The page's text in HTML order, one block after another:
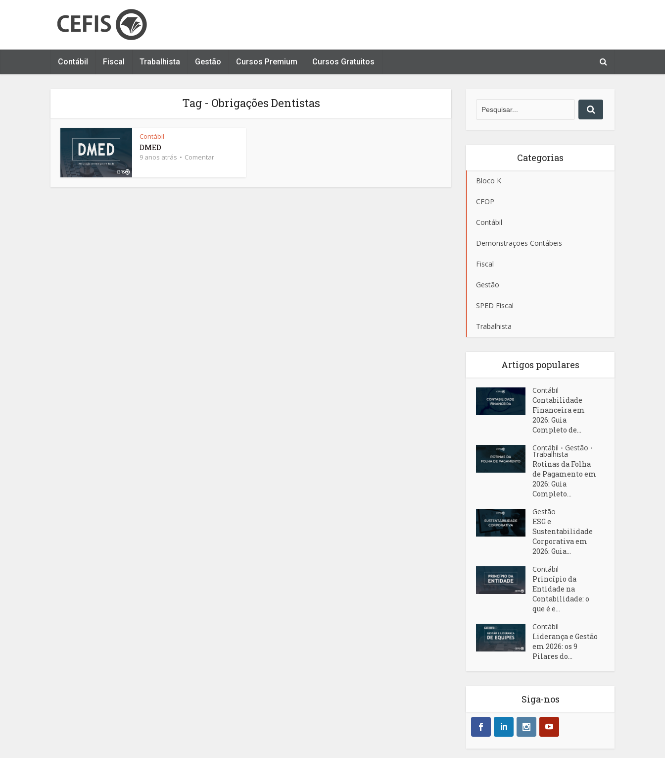
Contábil Fiscal Trabalhista Gestão Cursos Premium Cursos Gratuitos
Tag - Obrigações Dentistas
Contábil
DMED
9 anos atrás Comentar Categorias
Bloco K
CFOP
Contábil
Demonstrações Contábeis
Fiscal
Gestão
SPED Fiscal
Trabalhista
Artigos populares
Contábil
Contabilidade
Financeira em
2026: Guia
Completo de...
Contábil • Gestão •
Trabalhista
Rotinas da Folha
de Pagamento em
2026: Guia
Completo...
Gestão
ESG e
Sustentabilidade
Corporativa em
2026: Guia...
Contábil
Princípio da
Entidade na
Contabilidade: o
que é e...
Contábil
Liderança e Gestão
em 2026: os 9
Pilares do...
Siga-nos